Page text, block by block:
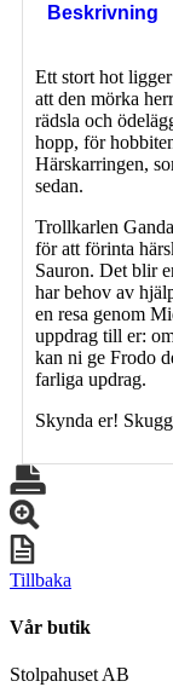
Beskrivning
Ett stort hot
att den mörka
rädsla och
hopp, för
Härskarringen,
sedan.
Trollkarlen
för att förinta
Sauron. Det blir
har behov av
en resa genom
uppdrag till er:
kan ni ge Frodo
farliga updrag.
Skynda er!
Tillbaka
Vår butik
Stolpahuset AB